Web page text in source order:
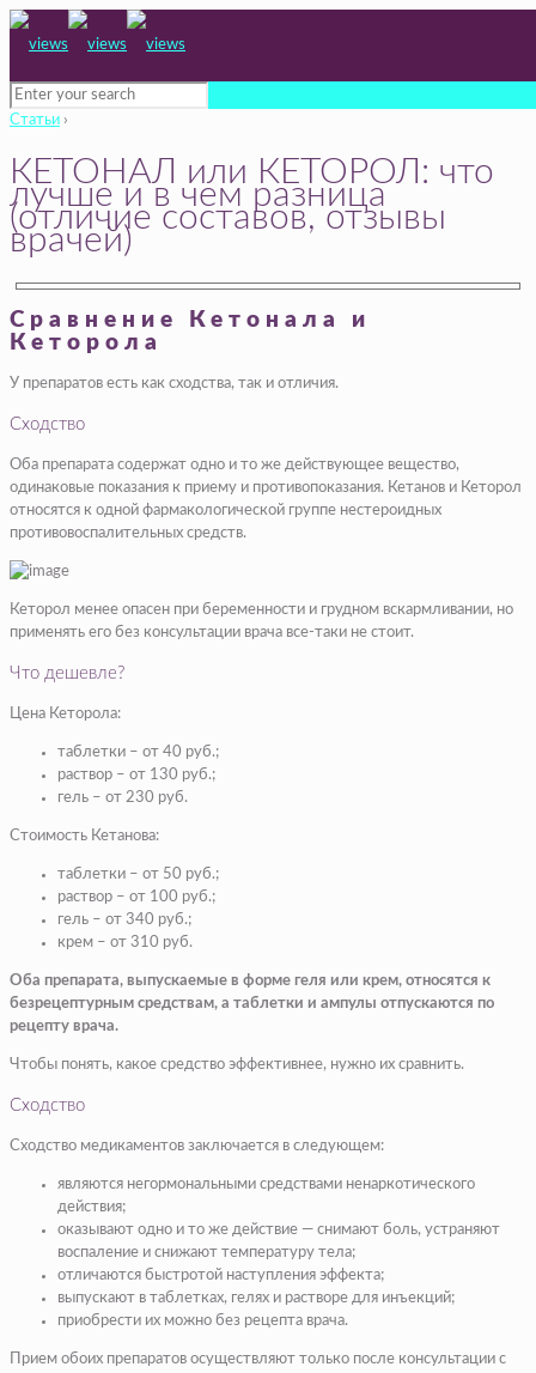
Статьи ›
КЕТОНАЛ или КЕТОРОЛ: что
лучше и в чем разница
(отличие составов, отзывы
врачей)
Сравнение Кетонала и
Кеторола
У препаратов есть как сходства, так и отличия.
Сходство
Оба препарата содержат одно и то же действующее вещество,
одинаковые показания к приему и противопоказания. Кетанов и Кеторол
относятся к одной фармакологической группе нестероидных
противовоспалительных средств.
Кеторол менее опасен при беременности и грудном вскармливании, но
применять его без консультации врача все-таки не стоит.
Что дешевле?
Цена Кеторола:
таблетки – от 40 руб.;
раствор – от 130 руб.;
гель – от 230 руб.
Стоимость Кетанова:
таблетки – от 50 руб.;
раствор – от 100 руб.;
гель – от 340 руб.;
крем – от 310 руб.
Оба препарата, выпускаемые в форме геля или крем, относятся к
безрецептурным средствам, а таблетки и ампулы отпускаются по
рецепту врача.
Чтобы понять, какое средство эффективнее, нужно их сравнить.
Сходство
Сходство медикаментов заключается в следующем:
являются негормональными средствами ненаркотического
действия;
оказывают одно и то же действие — снимают боль, устраняют
воспаление и снижают температуру тела;
отличаются быстротой наступления эффекта;
выпускают в таблетках, гелях и растворе для инъекций;
приобрести их можно без рецепта врача.
Прием обоих препаратов осуществляют только после консультации с